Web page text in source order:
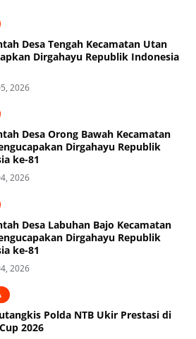
Desa Tengah Kecamatan Utan
Dirgahayu Republik Indonesia
2026
Desa Orong Bawah Kecamatan
Dirgahayu Republik
ke-81
2026
Desa Labuhan Bajo Kecamatan
Dirgahayu Republik
ke-81
2026
Polda NTB Ukir Prestasi di
2026